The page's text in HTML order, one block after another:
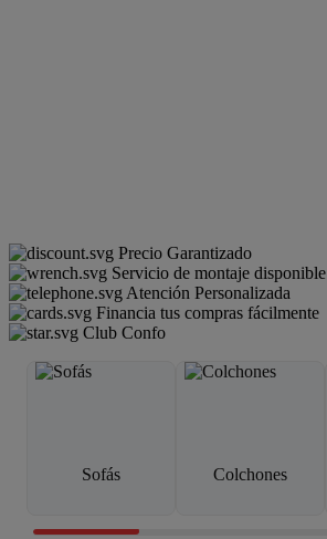
Precio Garantizado
Servicio de montaje disponible
Atención Personalizada
Financia tus compras fácilmente
Club Confo
Sofás Colchones